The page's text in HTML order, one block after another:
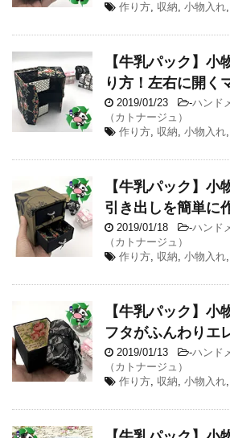
作り方, 収納, 小物入れ,
【牛乳パック】小
り方！左右に開く
2019/01/23 -ハンド
（カトナージュ）
作り方, 収納, 小物入れ,
【牛乳パック】小
引き出しを簡単に
2019/01/18 -ハンド
（カトナージュ）
作り方, 収納, 小物入れ,
【牛乳パック】小
フタがふんわりエ
2019/01/13 -ハンド
（カトナージュ）
作り方, 収納, 小物入れ,